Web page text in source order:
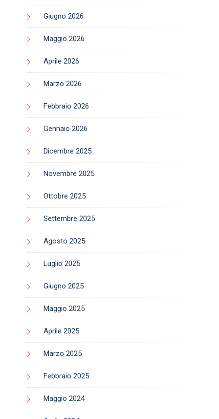
Giugno 2026
Maggio 2026
Aprile 2026
Marzo 2026
Febbraio 2026
Gennaio 2026
Dicembre 2025
Novembre 2025
Ottobre 2025
Settembre 2025
Agosto 2025
Luglio 2025
Giugno 2025
Maggio 2025
Aprile 2025
Marzo 2025
Febbraio 2025
Maggio 2024